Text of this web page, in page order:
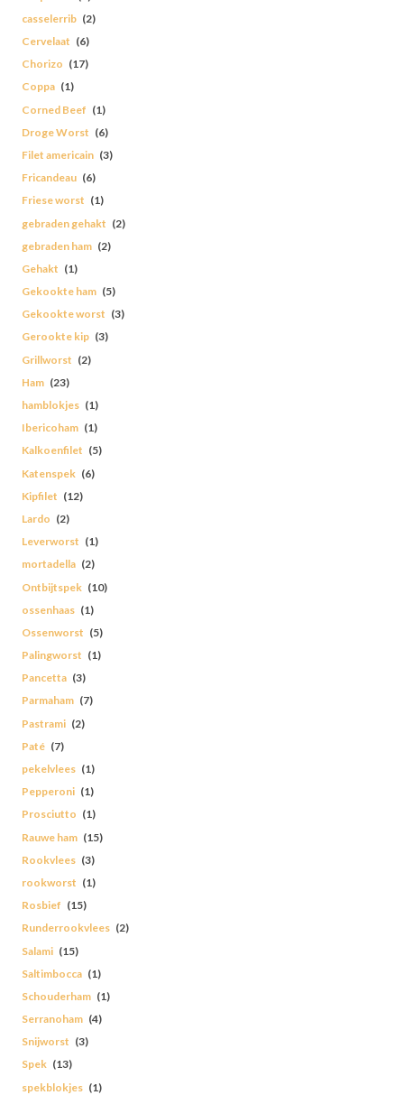
casselerrib (2)
Cervelaat (6)
Chorizo (17)
Coppa (1)
Corned Beef (1)
Droge Worst (6)
Filet americain (3)
Fricandeau (6)
Friese worst (1)
gebraden gehakt (2)
gebraden ham (2)
Gehakt (1)
Gekookte ham (5)
Gekookte worst (3)
Gerookte kip (3)
Grillworst (2)
Ham (23)
hamblokjes (1)
Ibericoham (1)
Kalkoenfilet (5)
Katenspek (6)
Kipfilet (12)
Lardo (2)
Leverworst (1)
mortadella (2)
Ontbijtspek (10)
ossenhaas (1)
Ossenworst (5)
Palingworst (1)
Pancetta (3)
Parmaham (7)
Pastrami (2)
Paté (7)
pekelvlees (1)
Pepperoni (1)
Prosciutto (1)
Rauwe ham (15)
Rookvlees (3)
rookworst (1)
Rosbief (15)
Runderrookvlees (2)
Salami (15)
Saltimbocca (1)
Schouderham (1)
Serranoham (4)
Snijworst (3)
Spek (13)
spekblokjes (1)